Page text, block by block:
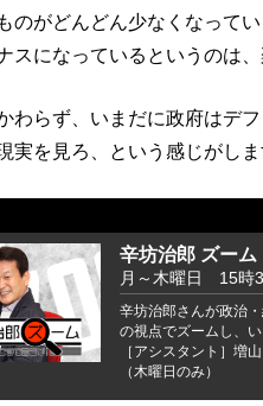
のがどんどん少なくなって
スになっているというのは
わらず、いまだに政府はデ
実を見ろ、という感じがし
辛坊治郎 ズー
月～木曜日 15
辛坊治郎さんが政治
の視点でズームし、
［アシスタント］増
（木曜日のみ）